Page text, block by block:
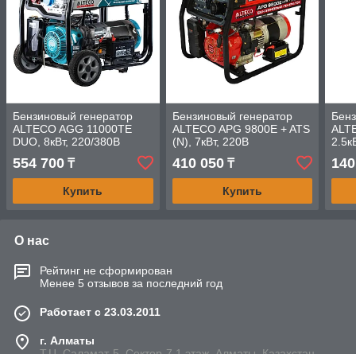
Бензиновый генератор
ALTECO AGG 11000TE
DUO, 8кВт, 220/380В
554 700 ₸
Купить
Бензиновый генератор
ALTECO APG 9800E + ATS
(N), 7кВт, 220В
410 050₸
Купить
О нас
Рейтинг не сформирован
Менее 5 отзывов за последний год
Работает с 23.03.2011
г. Алматы